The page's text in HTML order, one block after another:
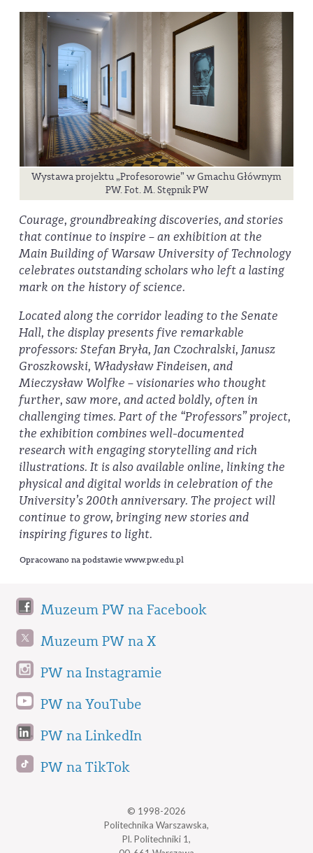
Wystawa projektu „Profesorowie” w Gmachu Głównym
PW. Fot. M. Stępnik PW
Courage, groundbreaking discoveries, and stories
that continue to inspire – an exhibition at the
Main Building of Warsaw University of Technology
celebrates outstanding scholars who left a lasting
mark on the history of science.
Located along the corridor leading to the Senate
Hall, the display presents five remarkable
professors: Stefan Bryła, Jan Czochralski, Janusz
Groszkowski, Władysław Findeisen, and
Mieczysław Wolfke – visionaries who thought
further, saw more, and acted boldly, often in
challenging times. Part of the “Professors” project,
the exhibition combines well-documented
research with engaging storytelling and rich
illustrations. It is also available online, linking the
physical and digital worlds in celebration of the
University’s 200th anniversary. The project will
continue to grow, bringing new stories and
inspiring figures to light.
Opracowano na podstawie www.pw.edu.pl
Muzeum PW na Facebook
Muzeum PW na X
PW na Instagramie
PW na YouTube
PW na LinkedIn
PW na TikTok
© 1998-2026
Politechnika Warszawska,
Pl. Politechniki 1,